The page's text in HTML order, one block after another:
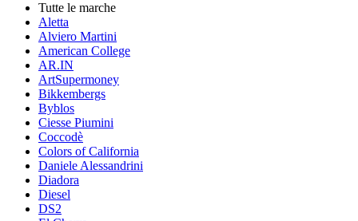
Tutte le marche
Aletta
Alviero Martini
American College
AR.IN
ArtSupermoney
Bikkembergs
Byblos
Ciesse Piumini
Coccodè
Colors of California
Daniele Alessandrini
Diadora
Diesel
DS2